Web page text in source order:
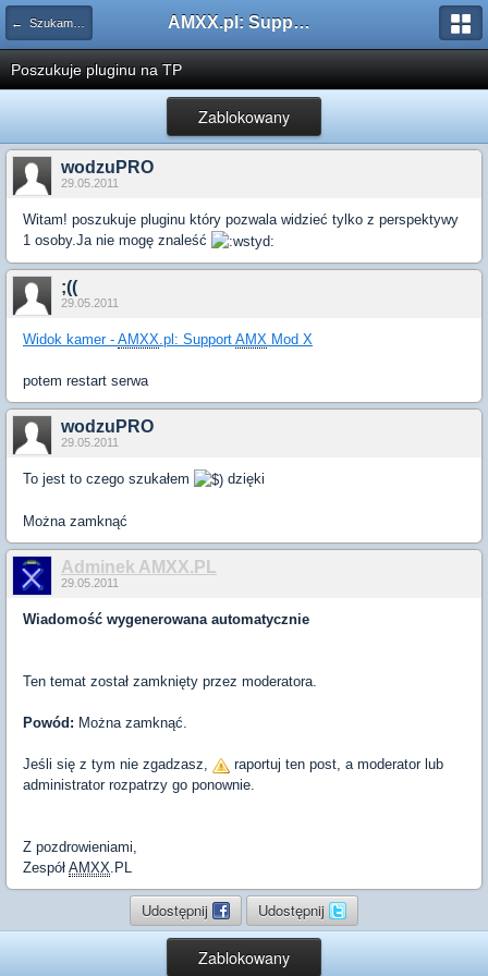
← Szukam pluginu AMXX.pl: Support AMX Mod X i SourceMod
Poszukuje pluginu na TP
Zablokowany
wodzuPRO
29.05.2011
Witam! poszukuje pluginu który pozwala widzieć tylko z perspektywy
1 osoby.Ja nie mogę znaleść
;((
29.05.2011
Widok kamer - AMXX.pl: Support AMX Mod X
potem restart serwa
wodzuPRO
29.05.2011
To jest to czego szukałem dzięki
Można zamknąć
Adminek AMXX.PL
29.05.2011
Wiadomość wygenerowana automatycznie
Ten temat został zamknięty przez moderatora.
Powód: Można zamknąć.
Jeśli się z tym nie zgadzasz,
raportuj ten post, a moderator lub
administrator rozpatrzy go ponownie.
Z pozdrowieniami,
Zespół AMXX.PL
Udostępnij Udostępnij
Zablokowany